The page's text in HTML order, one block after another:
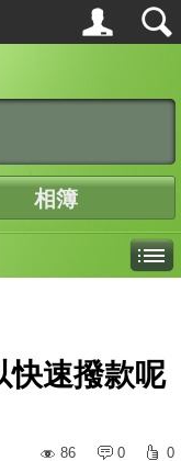
相簿
快速撥款呢
86
0 0